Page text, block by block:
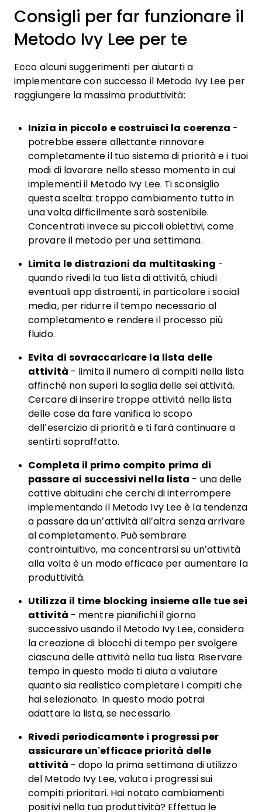
Consigli per far funzionare il
Metodo Ivy Lee per te
Ecco alcuni suggerimenti per aiutarti a
implementare con successo il Metodo Ivy Lee per
raggiungere la massima produttività:
Inizia in piccolo e costruisci la coerenza -
potrebbe essere allettante rinnovare
completamente il tuo sistema di priorità e i tuoi
modi di lavorare nello stesso momento in cui
implementi il Metodo Ivy Lee. Ti sconsiglio
questa scelta: troppo cambiamento tutto in
una volta difficilmente sarà sostenibile.
Concentrati invece su piccoli obiettivi, come
provare il metodo per una settimana.
Limita le distrazioni da multitasking -
quando rivedi la tua lista di attività, chiudi
eventuali app distraenti, in particolare i social
media, per ridurre il tempo necessario al
completamento e rendere il processo più
fluido.
Evita di sovraccaricare la lista delle
attività - limita il numero di compiti nella lista
affinché non superi la soglia delle sei attività.
Cercare di inserire troppe attività nella lista
delle cose da fare vanifica lo scopo
dell’esercizio di priorità e ti farà continuare a
sentirti sopraffatto.
Completa il primo compito prima di
passare ai successivi nella lista - una delle
cattive abitudini che cerchi di interrompere
implementando il Metodo Ivy Lee è la tendenza
a passare da un’attività all’altra senza arrivare
al completamento. Può sembrare
controintuitivo, ma concentrarsi su un’attività
alla volta è un modo efficace per aumentare la
produttività.
Utilizza il time blocking insieme alle tue sei
attività - mentre pianifichi il giorno
successivo usando il Metodo Ivy Lee, considera
la creazione di blocchi di tempo per svolgere
ciascuna delle attività nella tua lista. Riservare
tempo in questo modo ti aiuta a valutare
quanto sia realistico completare i compiti che
hai selezionato. In questo modo potrai
adattare la lista, se necessario.
Rivedi periodicamente i progressi per
assicurare un’efficace priorità delle
attività - dopo la prima settimana di utilizzo
del Metodo Ivy Lee, valuta i progressi sui
compiti prioritari. Hai notato cambiamenti
positivi nella tua produttività? Effettua le